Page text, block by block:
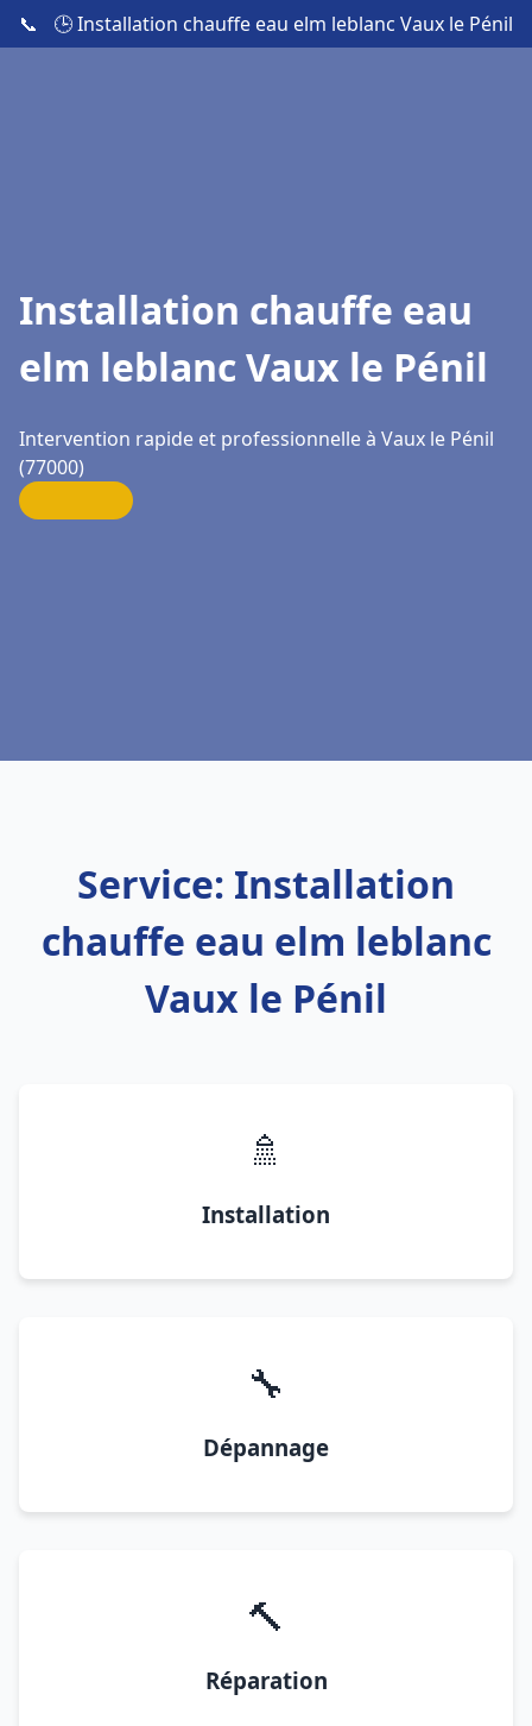
📞 🕒 Installation chauffe eau elm leblanc Vaux le Pénil
Installation chauffe eau
elm leblanc Vaux le Pénil
Intervention rapide et professionnelle à Vaux le Pénil
(77000)
Service: Installation
chauffe eau elm leblanc
Vaux le Pénil
🚿
Installation
🔧
Dépannage
🔨
Réparation